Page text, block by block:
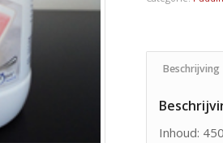
Beschrijving
Inhoud: